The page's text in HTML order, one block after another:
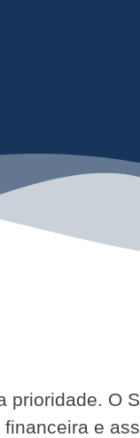
prioridade. O
e